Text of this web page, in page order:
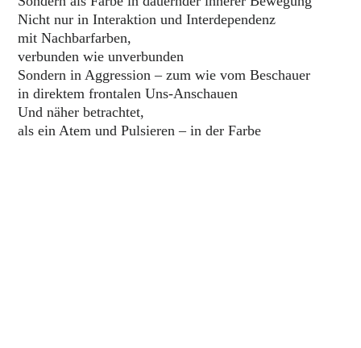
Nicht nur in Interaktion und Interdependenz
mit Nachbarfarben,
verbunden wie unverbunden
Sondern in Aggression – zum wie vom Beschauer
in direktem frontalen Uns-Anschauen
Und näher betrachtet,
als ein Atem und Pulsieren – in der Farbe